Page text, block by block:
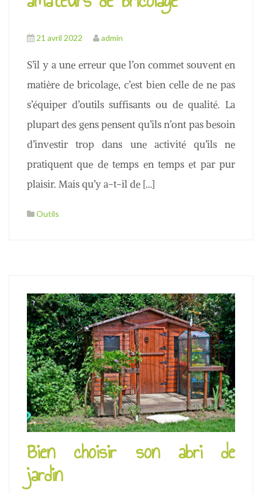
21 avril 2022 admin
S’il y a une erreur que l’on commet souvent en
matière de bricolage, c’est bien celle de ne pas
s’équiper d’outils suffisants ou de qualité. La
plupart des gens pensent qu’ils n’ont pas besoin
d’investir trop dans une activité qu’ils ne
pratiquent que de temps en temps et par pur
plaisir. Mais qu’y a-t-il de […]
Outils
Bien choisir son abri de
jardin